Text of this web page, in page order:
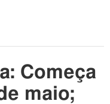
Começa
maio;